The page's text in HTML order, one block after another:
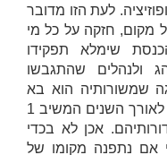
לעת הזו מדובר
מקום, חזקה על כל מי
שימלא תפקידו
ולנהלים שהתגבשו
שמשורותיה הוא בא
ישבו על ספסלי האופוזיציה. כך נהג לאורך השנים המשיב 1
אכן לא בכדי
אם נתפנה מקומו של